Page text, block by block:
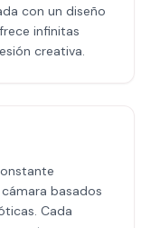
con un diseño
infinitas
creativa.
basados
Cada